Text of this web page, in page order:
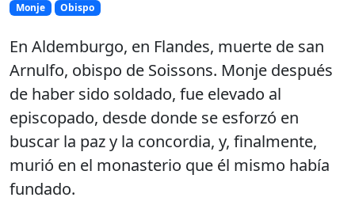
Monje Obispo
En Aldemburgo, en Flandes, muerte de san
Arnulfo, obispo de Soissons. Monje después
de haber sido soldado, fue elevado al
episcopado, desde donde se esforzó en
buscar la paz y la concordia, y, finalmente,
murió en el monasterio que él mismo había
fundado.